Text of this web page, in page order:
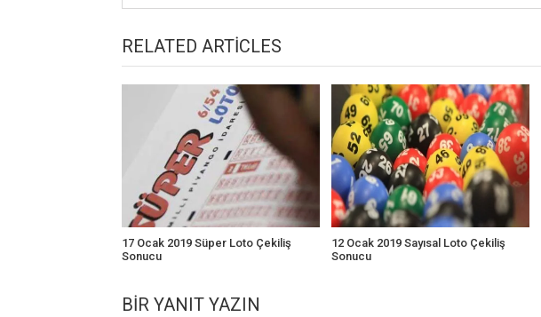
RELATED ARTICLES
17 Ocak 2019 Süper Loto Çekiliş
Sonucu
12 Ocak 2019 Sayısal Loto Çekiliş
Sonucu
BIR YANIT YAZIN